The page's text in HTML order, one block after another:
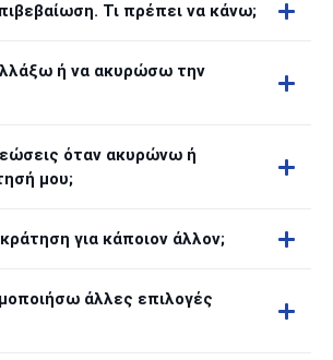
Τι πρέπει να κάνω;
ή να ακυρώσω την
όταν ακυρώνω ή
μου;
για κάποιον άλλον;
άλλες επιλογές